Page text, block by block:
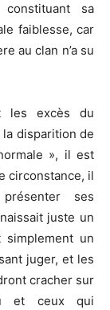
sa
faiblesse, car
au clan n’a su
les excès du
disparition de
», il est
circonstance, il
ses
juste un
un
juger, et les
cracher sur
et ceux qui